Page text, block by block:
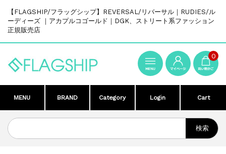
【FLAGSHIP/フラッグシップ】REVERSAL/リバーサル｜RUDIES/ル
ーディーズ ｜アカプルコゴールド｜DGK、ストリート系ファッション
正規販売店
0
MENU BRAND Category Login Cart